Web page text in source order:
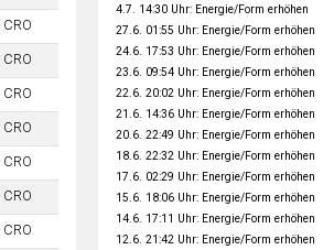
CRO
CRO
CRO
CRO
CRO
CRO
CRO
4.7. 14:30 Uhr: Energie/Form erhöhen
27.6. 01:55 Uhr: Energie/Form erhöhen
24.6. 17:53 Uhr: Energie/Form erhöhen
23.6. 09:54 Uhr: Energie/Form erhöhen
22.6. 20:02 Uhr: Energie/Form erhöhen
21.6. 14:36 Uhr: Energie/Form erhöhen
20.6. 22:49 Uhr: Energie/Form erhöhen
18.6. 22:32 Uhr: Energie/Form erhöhen
17.6. 02:29 Uhr: Energie/Form erhöhen
15.6. 18:06 Uhr: Energie/Form erhöhen
14.6. 17:11 Uhr: Energie/Form erhöhen
12.6. 21:42 Uhr: Energie/Form erhöhen